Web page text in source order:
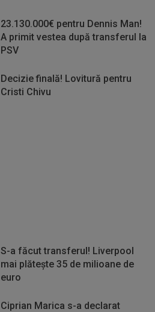
23.130.000€ pentru Dennis Man!
A primit vestea după transferul la
PSV
Decizie finală! Lovitură pentru
Cristi Chivu
S-a făcut transferul! Liverpool
mai plătește 35 de milioane de
euro
Ciprian Marica s-a declarat